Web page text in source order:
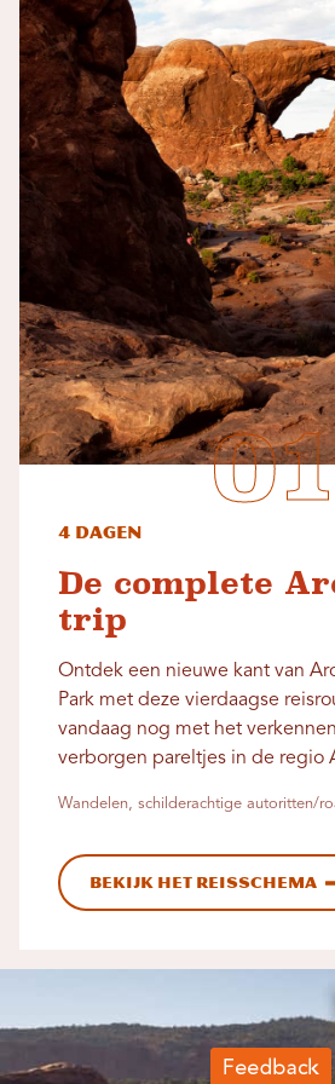
4 dagen
De complete
trip
Ontdek een nieuwe kant van
Park met deze vierdaagse
vandaag nog met het
verborgen pareltjes in de regio
Wandelen, schilderachtige autoritten/
Bekijk het reisschema